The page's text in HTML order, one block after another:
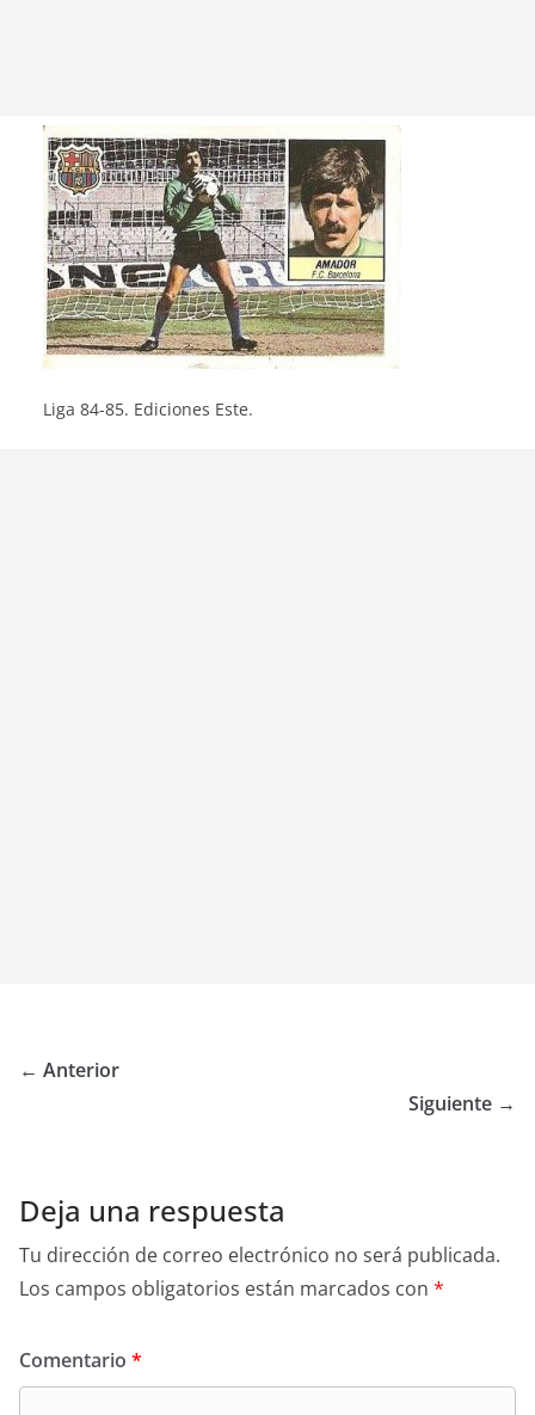
Liga 84-85. Ediciones Este.
← Anterior
Siguiente →
Deja una respuesta
Tu dirección de correo electrónico no será publicada.
Los campos obligatorios están marcados con *
Comentario *